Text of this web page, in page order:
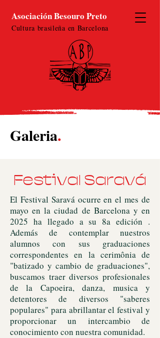
Asociación Besouro Preto
Cultura brasileña en Barcelona
Galeria.
Festival Saravá
El Festival Saravá ocurre en el mes de
mayo en la ciudad de Barcelona y en
2025 ha llegado a su 8a edición .
Además de contemplar nuestros
alumnos con sus graduaciones
correspondentes en la cerimônia de
"batizado y cambio de graduaciones",
buscamos traer diversos profesionales
de la Capoeira, danza, musica y
detentores de diversos "saberes
populares" para abrillantar el festival y
proporcionar un intercambio de
conocimiento con nuestra comunidad.